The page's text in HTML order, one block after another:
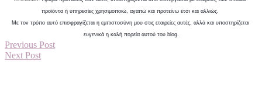
προϊόντα ή υπηρεσίες χρησιμοποιώ, αγαπώ και προτείνω έτσι και αλλιώς.
Με τον τρόπο αυτό επισφραγίζεται η εμπιστοσύνη μου στις εταιρείες αυτές, αλλά και υποστηρίζεται
ευγενικά η καλή πορεία αυτού του blog.
Previous Post
Next Post